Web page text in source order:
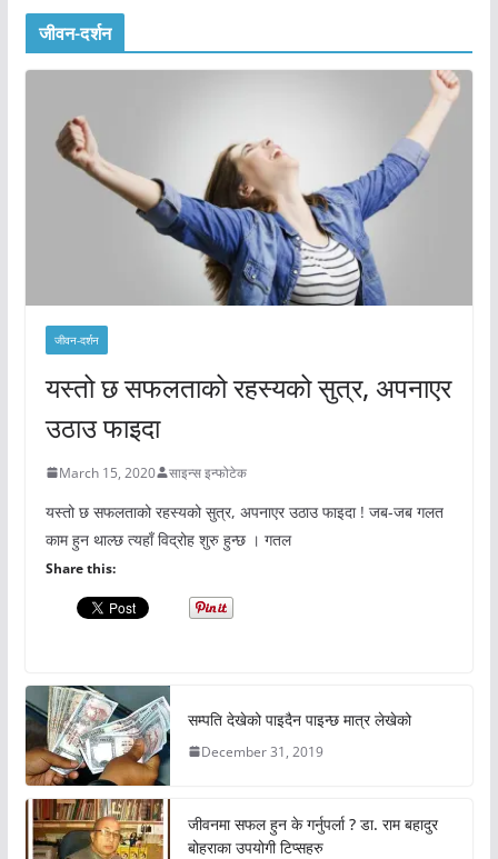
जीवन-दर्शन
जीवन-दर्शन
यस्तो छ सफलताको रहस्यको सुत्र, अपनाएर
उठाउ फाइदा
March 15, 2020 साइन्स इन्फोटेक
यस्तो छ सफलताको रहस्यको सुत्र, अपनाएर उठाउ फाइदा ! जब-जब गलत
काम हुन थाल्छ त्यहाँ विद्रोह शुरु हुन्छ । गतल
Share this:
सम्पति देखेको पाइदैन पाइन्छ मात्र लेखेको
December 31, 2019
जीवनमा सफल हुन के गर्नुपर्ला ? डा. राम बहादुर
बोहराका उपयोगी टिप्सहरु